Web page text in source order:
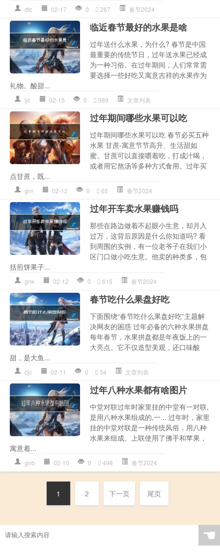
dtc 02-17 0 267 春节2024
临近春节最好的水果是啥
过年送什么水果，为什么? 春节是中国
最重要的传统节日，过年送水果已经成
为一种习俗。在过年期间，人们常常需
要选择一些好吃又寓意吉祥的水果作为
礼物。酸甜...
ljc 02-15 0 989 文章列表
过年期间哪些水果可以吃
过年期间哪些水果可以吃 春节必买五种
水果 甘蔗-寓意节节高升、生活甜如
蜜。甘蔗可以直接嚼着吃，打成汁喝，
或者用它熬汤等多种方式食用。过年买
点甘蔗，既...
gnr 02-12 0 65 春节2024
过年开车卖水果赚钱吗
那些在路边做着不起眼小生意，却月入
过万，这背后原因是什么你知道吗? 看
到周围的实例，有一位老爷子在我们小
区门口做小吃生意。他卖的种类多，包
括煎饼果子...
gnk 02-12 0 615 春节2024
春节吃什么果盘好吃
下面围绕“春节吃什么果盘好吃”主题解
决网友的困惑 过年必备的六种水果拼盘
每年春节，水果拼盘都是年夜饭上的一
大亮点。它不仅造型美观，还口味酸
甜，是大鱼...
cjc 02-11 0 34 文章列表
过年八种水果都有啥图片
中堂对联过年时家里挂的中堂有一对联,
是用八种水果组成的,一... 过年时，家里
挂的中堂对联是一种传统风俗，用八种
水果来组成。上联使用了佛手和苹果，
寓意着...
gnb 02-10 0 498 春节2024
1 2 下一页 尾页
☚